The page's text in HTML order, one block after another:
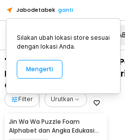
Jabodetabek ganti
"WA 0859 3970 0884 RAB
Pintu Kaca Barbershop
Gunungkidul"
Filter Urutkan
Jin Wa Wa Puzzle Foam
Alphabet dan Angka Edukasi
Silakan ubah lokasi store sesuai
dengan lokasi Anda.
Mengerti